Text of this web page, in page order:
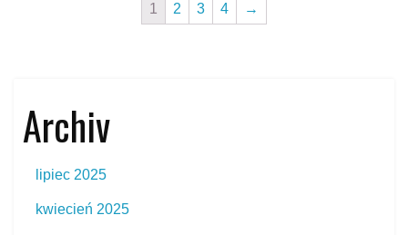
1 2 3 4 →
Archiv
lipiec 2025
kwiecień 2025